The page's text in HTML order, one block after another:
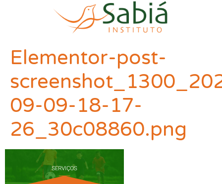
Inicio
Cursos
Contato
Inicio
Elementor-post-
09-09-18-17-
26_30c08860.png